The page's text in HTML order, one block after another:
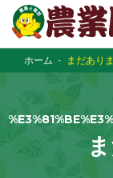
ホーム まだあり